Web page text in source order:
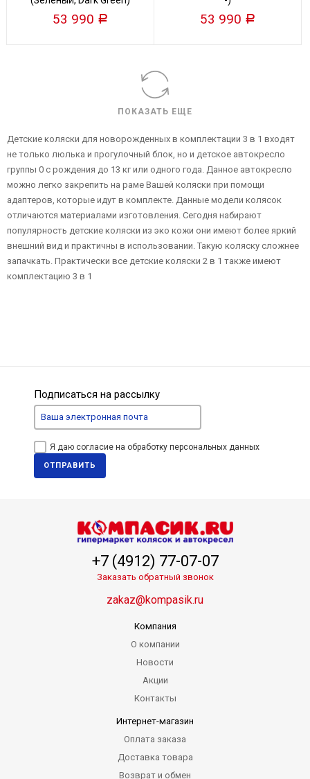
53 990 Р 53 990 Р
ПОКАЗАТЬ ЕЩЕ
Детские коляски для новорожденных в комплектации 3 в 1 входят
не только люлька и прогулочный блок, но и детское автокресло
группы 0 с рождения до 13 кг или одного года. Данное автокресло
можно легко закрепить на раме Вашей коляски при помощи
адаптеров, которые идут в комплекте. Данные модели колясок
отличаются материалами изготовления. Сегодня набирают
популярность детские коляски из эко кожи они имеют более яркий
внешний вид и практичны в использовании. Такую коляску сложнее
запачкать. Практически все детские коляски 2 в 1 также имеют
комплектацию 3 в 1
Подписаться на рассылку
Я даю согласие на обработку персональных данных
ОТПРАВИТЬ
+7 (4912) 77-07-07
Заказать обратный звонок
zakaz@kompasik.ru
Компания
О компании
Новости
Акции
Контакты
Интернет-магазин
Оплата заказа
Доставка товара
Возврат и обмен